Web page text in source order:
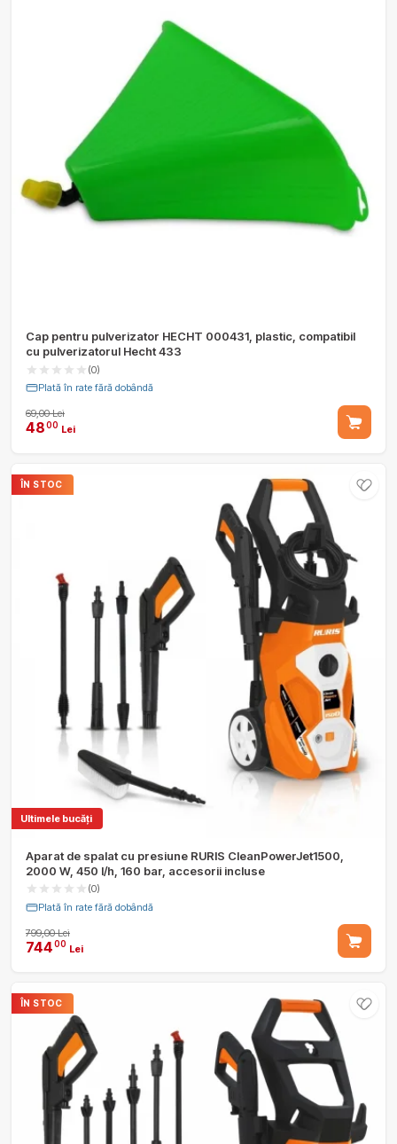
Cap pentru pulverizator HECHT 000431, plastic, compatibil
cu pulverizatorul Hecht 433
(0)
Plată în rate fără dobândă
69,00 Lei
4800 Lei
ÎN STOC
Ultimele bucăți
Aparat de spalat cu presiune RURIS CleanPowerJet1500,
2000 W, 450 l/h, 160 bar, accesorii incluse
(0)
Plată în rate fără dobândă
799,00 Lei
74400 Lei
ÎN STOC